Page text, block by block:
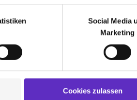
um von dir bei Benutzung der
auf unsere Webseite zu analysieren
Partner für soziale Medien,
die du ihnen bereitgestellt hast
Marketing“ bist du auch damit
Social Media
Marketing
Cookies zulassen